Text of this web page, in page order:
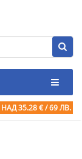
НАД 35.28 € / 69 ЛВ.